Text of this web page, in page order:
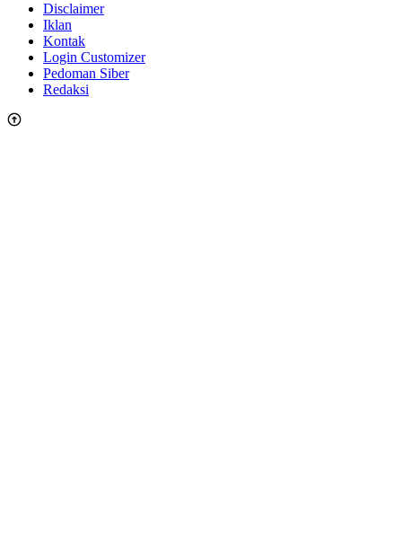
Disclaimer
Iklan
Kontak
Login Customizer
Pedoman Siber
Redaksi